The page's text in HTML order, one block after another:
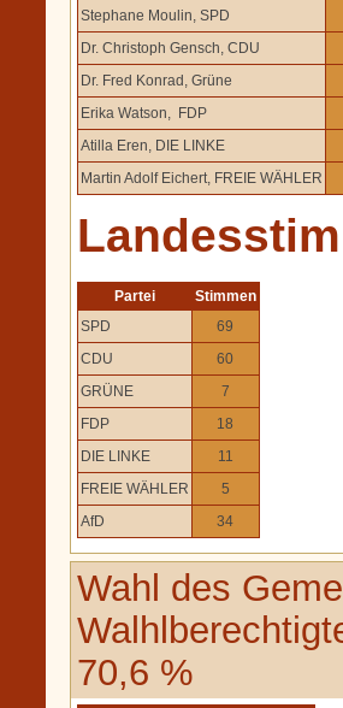
Stephane Moulin, SPD
Dr. Christoph Gensch, CDU
Dr. Fred Konrad, Grüne
Erika Watson, FDP
Atilla Eren, DIE LINKE
Martin Adolf Eichert, FREIE WÄHLER
Partei
Stimmen
SPD
69
CDU
60
GRÜNE
7
FDP
18
DIE LINKE
11
FREIE WÄHLER
5
AfD
34
Wahl des
70,6 %